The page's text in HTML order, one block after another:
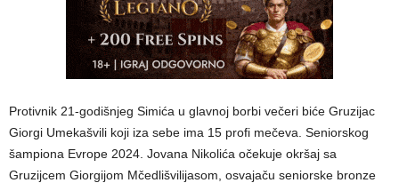
Protivnik 21-godišnjeg Simića u glavnoj borbi večeri biće Gruzijac
Giorgi Umekašvili koji iza sebe ima 15 profi mečeva. Seniorskog
šampiona Evrope 2024. Jovana Nikolića očekuje okršaj sa
Gruzijcem Giorgijom Mčedlišvilijasom, osvajaču seniorske bronze